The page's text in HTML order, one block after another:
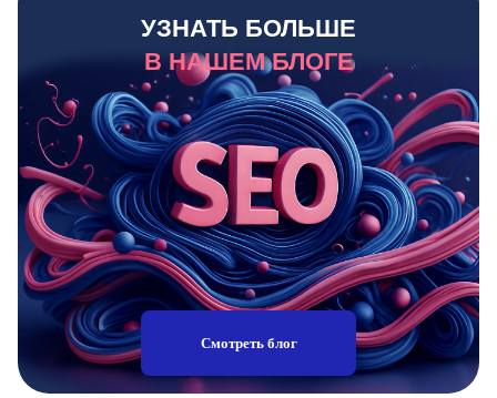
УЗНАТЬ БОЛЬШЕ
В НАШЕМ БЛОГЕ
Смотреть блог